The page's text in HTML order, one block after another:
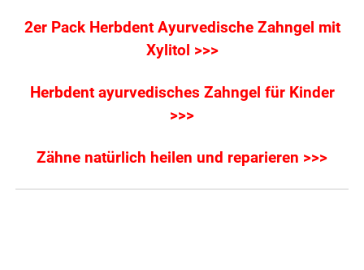
2er Pack Herbdent Ayurvedische Zahngel mit
Xylitol >>>
Herbdent ayurvedisches Zahngel für Kinder
>>>
Zähne natürlich heilen und reparieren >>>